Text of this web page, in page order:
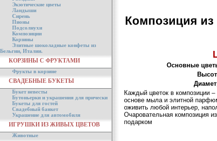
Экзотические цветы
Ландыши
Сирень
Пионы
Подсолнухи
Композиции
Корзины
Элитные шоколадные конфеты из
Бельгии, Италии.
КОРЗИНЫ С ФРУКТАМИ
Фрукты в корзине
СВАДЕБНЫЕ БУКЕТЫ
Букет невесты
Бутоньерки и украшения для прически
Букеты для гостей
Свадебный банкет
Украшение для автомобиля
ИГРУШКИ ИЗ ЖИВЫХ ЦВЕТОВ
Животные
Композиция
Основные
Каждый цветок в композиции
основе мыла и элитной
оживить любой интерьер,
Очаровательная композиция
подарком